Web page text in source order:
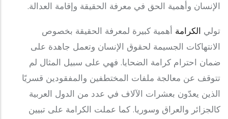
الإنسان وأهمية الحق في معرفة الحقيقة وإقامة العدالة.
الكرامة أهمية كبيرة لمعرفة الحقيقة بخصوص
الانتهاكات الجسيمة لحقوق الإنسان وتعمل جاهدة على
ضمان احترام كرامة الضحايا. فهي على سبيل المثال لم
تتوقف عن معالجة ملفات المختطفين والمفقودين قسريًا
الذين يعدّون بعشرات الآلاف في عدد من الدول العربية
كالجزائر والعراق وسوريا. كما عملت الكرامة على تبيين